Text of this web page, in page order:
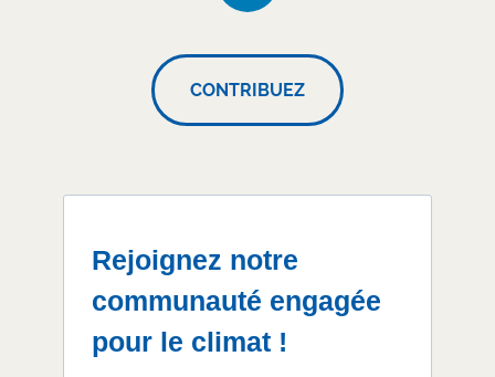
CONTRIBUEZ
Rejoignez notre
communauté engagée
pour le climat !